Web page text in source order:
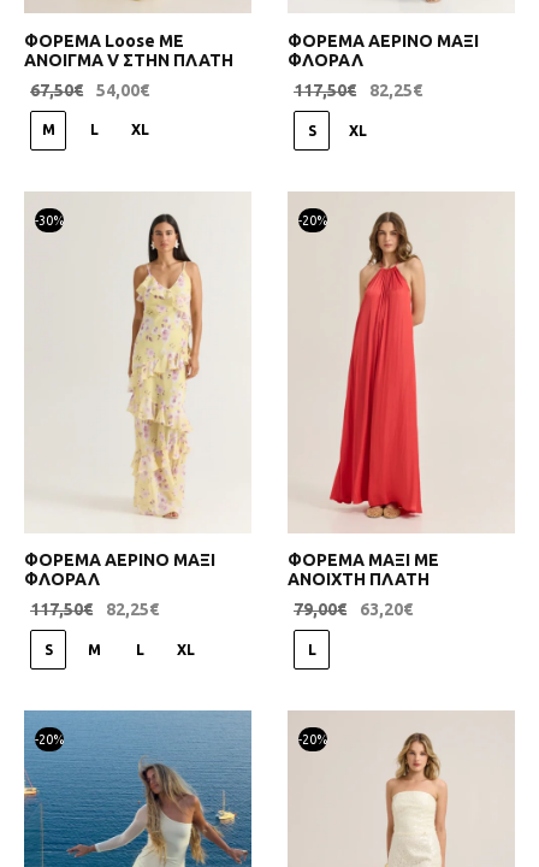
ΦΟΡΕΜΑ Loose ΜΕ
ΑΝΟΙΓΜΑ V ΣΤΗΝ ΠΛΑΤΗ
67,50€ 54,00€
M L XL
ΦΟΡΕΜΑ ΑΕΡΙΝΟ ΜΑΞΙ
ΦΛΟΡΑΛ
117,50€ 82,25€
S XL
-30%
ΦΟΡΕΜΑ ΑΕΡΙΝΟ ΜΑΞΙ
ΦΛΟΡΑΛ
117,50€ 82,25€
S M L XL
-20%
ΦΟΡΕΜΑ ΜΑΞΙ ΜΕ
ΑΝΟΙΧΤΗ ΠΛΑΤΗ
79,00€ 63,20€
L
-20% -20%